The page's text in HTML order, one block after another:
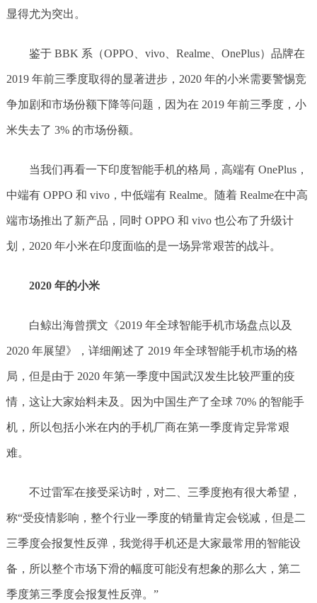
显得尤为突出。
鉴于 BBK 系（OPPO、vivo、Realme、OnePlus）品牌在
2019 年前三季度取得的显著进步，2020 年的小米需要警惕竞
争加剧和市场份额下降等问题，因为在 2019 年前三季度，小
米失去了 3% 的市场份额。
当我们再看一下印度智能手机的格局，高端有 OnePlus，
中端有 OPPO 和 vivo，中低端有 Realme。随着 Realme在中高
端市场推出了新产品，同时 OPPO 和 vivo 也公布了升级计
划，2020 年小米在印度面临的是一场异常艰苦的战斗。
2020 年的小米
白鲸出海曾撰文《2019 年全球智能手机市场盘点以及
2020 年展望》，详细阐述了 2019 年全球智能手机市场的格
局，但是由于 2020 年第一季度中国武汉发生比较严重的疫
情，这让大家始料未及。因为中国生产了全球 70% 的智能手
机，所以包括小米在内的手机厂商在第一季度肯定异常艰
难。
不过雷军在接受采访时，对二、三季度抱有很大希望，
称“受疫情影响，整个行业一季度的销量肯定会锐减，但是二
三季度会报复性反弹，我觉得手机还是大家最常用的智能设
备，所以整个市场下滑的幅度可能没有想象的那么大，第二
季度第三季度会报复性反弹。”